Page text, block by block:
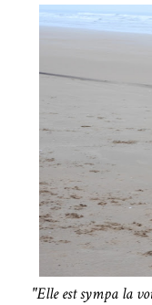
"Elle est sympa la